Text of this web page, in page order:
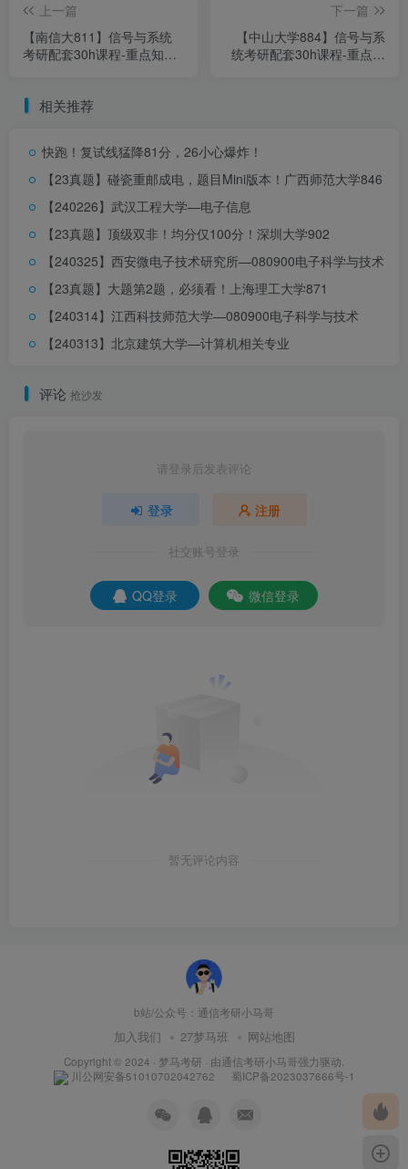
公众号【通信考研小马哥】回复:
[天津工业]获取完整版重点
教材
官方推荐教材：
《信号与线性系统分析》第五版 吴大正
关注小马哥，通信考研不迷路
上一篇
【南信大811】信号与系统
考研配套30h课程-重点知识
下一篇
【中山大学884】信号与系
统考研配套30h课程-重点知
相关推荐
快跑！复试线猛降81分，26小心爆炸！
【23真题】碰瓷重邮成电，题目Mini版本！ 广西师范大学846
【240226】武汉工程大学—电子信息
【23真题】顶级双非！均分仅100分！ 深圳大学902
【240325】西安微电子技术研究所—080900电子科学与技术
【23真题】大题第2题，必须看！ 上海理工大学871
【240314】江西科技师范大学—080900电子科学与技术
【240313】北京建筑大学—计算机相关专业
评论 抢沙发
请登录后发表评论
登录 注册
社交账号登录
QQ登录 微信登录
暂无评论内容
b站/公众号：通信考研小马哥
加入我们 27梦马班 网站地图
Copyright © 2024 · 梦马考研 · 由通信考研小马哥强力驱动.
川公网安备51010702042762
蜀ICP备2023037666号-1